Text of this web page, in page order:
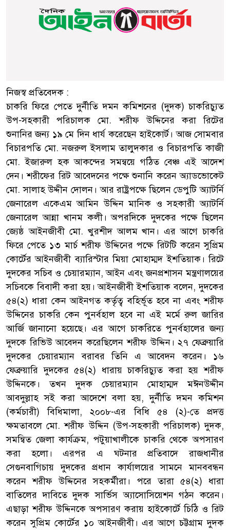
নিজস্ব প্রতিবেদক :
চাকরি ফিরে পেতে দুর্নীতি দমন কমিশনের (দুদক) চাকরিচ্যুত
উপ-সহকারী পরিচালক মো. শরীফ উদ্দিনের করা রিটের
শুনানির জন্য ১৯ মে দিন ধার্য করেছেন হাইকোর্ট। আজ সোমবার
বিচারপতি মো. নজরুল ইসলাম তালুদকার ও বিচারপতি কাজী
মো. ইজারুল হক আকন্দের সমন্বয়ে গঠিত বেঞ্চ এই আদেশ
দেন। শরীফের রিট আবেদনের পক্ষে শুনানি করেন অ্যাডভোকেট
মো. সালাহ উদ্দীন দোলন। আর রাষ্ট্রপক্ষে ছিলেন ডেপুটি অ্যাটর্নি
জেনারেল একেএম আমিন উদ্দিন মানিক ও সহকারী অ্যাটর্নি
জেনারেল আন্না খানম কলী। অপরদিকে দুদকের পক্ষে ছিলেন
জ্যেষ্ঠ আইনজীবী মো. খুরশীদ আলম খান। এর আগে চাকরি
ফিরে পেতে ১৩ মার্চ শরীফ উদ্দিনের পক্ষে রিটটি করেন সুপ্রিম
কোর্টের আইনজীবী ব্যারিস্টার মিয়া মোহাম্মদ ইশতিয়াক। রিটে
দুদকের সচিব ও চেয়ারম্যান, আইন এবং জনপ্রশাসন মন্ত্রণালয়ের
সচিবকে বিবাদী করা হয়। আইনজীবী ইশতিয়াক বলেন, দুদকের
৫৪(২) ধারা কেন আইনগত কর্তৃত্ব বহির্ভূত হবে না এবং শরীফ
উদ্দিনের চাকরি কেন পুনর্বহাল হবে না এই মর্মে রুল জারির
আর্জি জানানো হয়েছে। এর আগে চাকরিতে পুনর্বহালের জন্য
দুদকে রিভিউ আবেদন করেছিলেন শরীফ উদ্দিন। ২৭ ফেব্রুয়ারি
দুদকের চেয়ারম্যান বরাবর তিনি এ আবেদন করেন। ১৬
ফেব্রুয়ারি দুদকের ৫৪(২) ধারায় চাকরিচ্যুত করা হয় শরীফ
উদ্দিনকে। তখন দুদক চেয়ারম্যান মোহাম্মদ মঈনউদ্দীন
আবদুল্লাহ সই করা আদেশে বলা হয়, দুর্নীতি দমন কমিশন
(কর্মচারী) বিধিমালা, ২০০৮-এর বিধি ৫৪ (২)-তে প্রদত্ত
ক্ষমতাবলে মো. শরীফ উদ্দিন (উপ-সহকারী পরিচালক) দুদক,
সমন্বিত জেলা কার্যক্রম, পটুয়াখালীকে চাকরি থেকে অপসারণ
করা হলো। এরপর এ ঘটনার প্রতিবাদে রাজধানীর
সেগুনবাগিচায় দুদকের প্রধান কার্যালয়ের সামনে মানববন্ধন
করেন শরীফ উদ্দিনের সহকর্মীরা। পরে তারা ৫৪(২) ধারা
বাতিলের দাবিতে দুদক সার্ভিস অ্যাসোসিয়েশন গঠন করেন।
এছাড়া শরীফ উদ্দিনকে অপসারণ করায় হাইকোর্টে চিঠি ও রিট
করেন সুপ্রিম কোর্টের ১০ আইনজীবী। এর আগে চট্টগ্রাম দুদক